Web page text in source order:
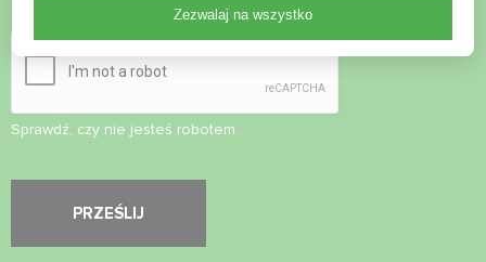
Kontrola bezpieczeństwa*
Sprawdź, czy nie jesteś robotem.
Zezwalaj na wszystko